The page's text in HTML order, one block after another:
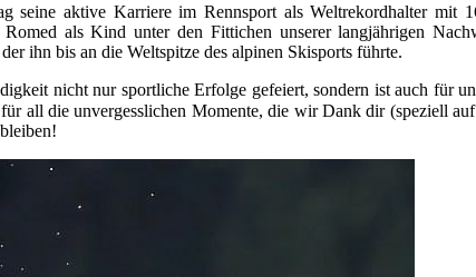
seine aktive Karriere im Rennsport als Weltrekordhalter
als Kind unter den Fittichen unserer langjährigen
ihn bis an die Weltspitze des alpinen Skisports führte.
nicht nur sportliche Erfolge gefeiert, sondern ist auch für
all die unvergesslichen Momente, die wir Dank dir (speziell